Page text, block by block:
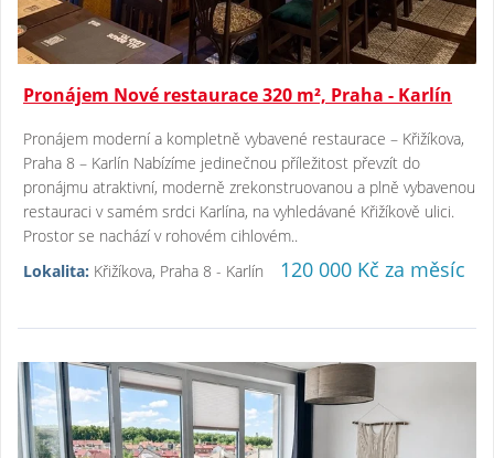
Pronájem Nové restaurace 320 m², Praha - Karlín
Pronájem moderní a kompletně vybavené restaurace – Křižíkova,
Praha 8 – Karlín Nabízíme jedinečnou příležitost převzít do
pronájmu atraktivní, moderně zrekonstruovanou a plně vybavenou
restauraci v samém srdci Karlína, na vyhledávané Křižíkově ulici.
Prostor se nachází v rohovém cihlovém..
Lokalita: Křižíkova, Praha 8 - Karlín 120 000 Kč za měsíc